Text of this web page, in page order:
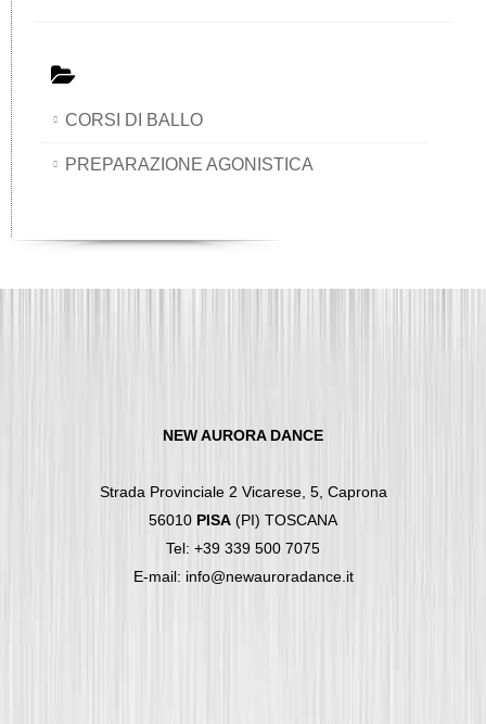
CORSI DI BALLO
PREPARAZIONE AGONISTICA
NEW AURORA DANCE
Strada Provinciale 2 Vicarese, 5, Caprona
56010 PISA (PI) TOSCANA
Tel: +39 339 500 7075
E-mail: info@newauroradance.it